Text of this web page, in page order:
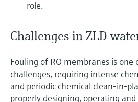
role.
Challenges in ZLD
Fouling of RO membranes is
challenges, requiring intense
and periodic chemical clean-in-
properly designing, operating